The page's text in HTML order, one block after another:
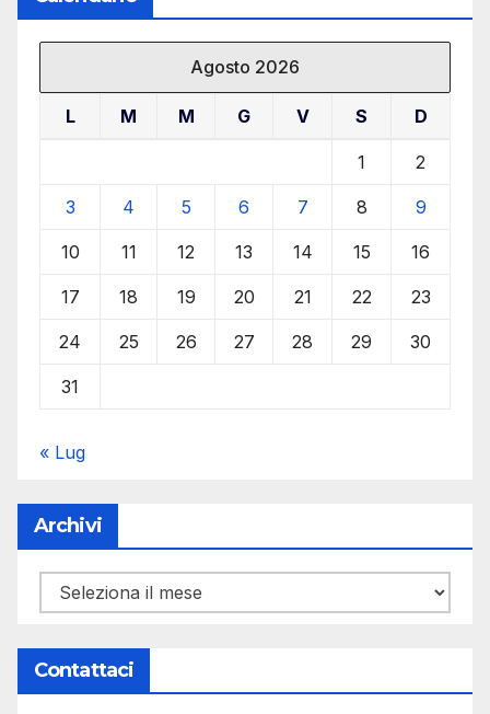
Agosto 2026
L M M G V S D
1 2
3 4 5 6 7 8 9
10 11 12 13 14 15 16
17 18 19 20 21 22 23
24 25 26 27 28 29 30
31
« Lug
Archivi
Archivi
Contattaci